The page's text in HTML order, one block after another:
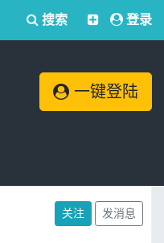
搜索 登录
一键登陆
关注 发消息